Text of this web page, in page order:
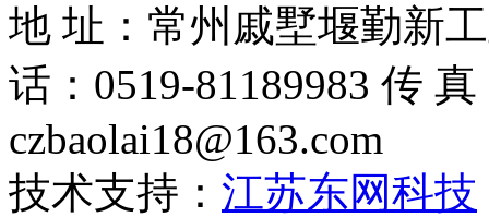
地 址：常州戚墅堰勤新
话：0519-81189983 传
czbaolai18@163.com
技术支持： 江苏东网科技